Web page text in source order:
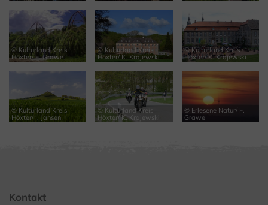
© Kulturland Kreis
Höxter/ F. Grawe
© Kulturland Kreis
Höxter/ K. Krajewski
© Kulturland Kreis
Höxter/ K. Krajewski
© Kulturland Kreis
Höxter/ I. Jansen
© Kulturland Kreis
Höxter/ K. Krajewski
© Erlesene Natur/ F.
Grawe
Kontakt